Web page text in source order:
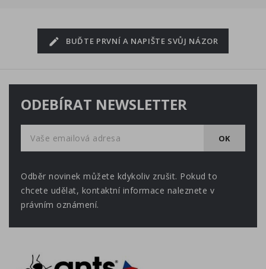
Messor není medovice ani
žádný jiný cukernatý
BUĎTE PRVNÍ A NAPIŠTE SVŮJ NÁZOR
ODEBÍRAT NEWSLETTER
Odběr novinek můžete kdykoliv zrušit. Pokud to
chcete udělat, kontaktní informace naleznete v
právním oznámení.